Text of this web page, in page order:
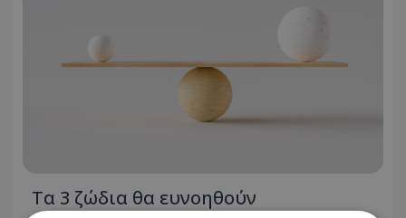
Τα 3 ζώδια θα ευνοηθούν